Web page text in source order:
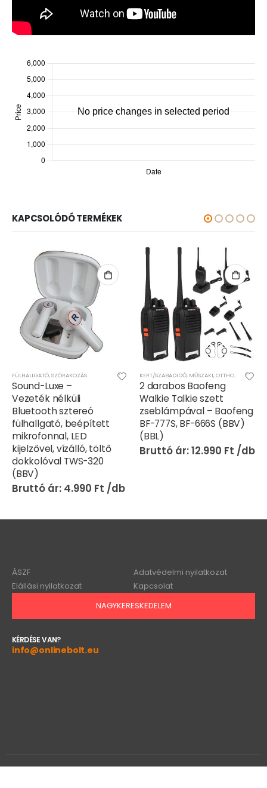
KAPCSOLÓDÓ TERMÉKEK
FÜLHALLGATÓ,SZÓRAKOZÁS
Sound-Luxe –
Vezeték nélküli
Bluetooth sztereó
fülhallgató, beépített
mikrofonnal, LED
kijelzővel, vízálló, töltő
dokkolóval TWS-320
(BBV)
4.990 Ft
KERT/SZABADIDŐ, MŰSZAKI,OTTHON
2 darabos Baofeng
Walkie Talkie szett
zseblámpával – Baofeng
BF-777S, BF-666S (BBV)
(BBL)
12.990 Ft
ÁSZF
Adatvédelmi nyilatkozat
Elállási nyilatkozat
Kapcsolat
NAGYKERESKEDELEM
KÉRDÉSE VAN?
info@onlinebolt.eu